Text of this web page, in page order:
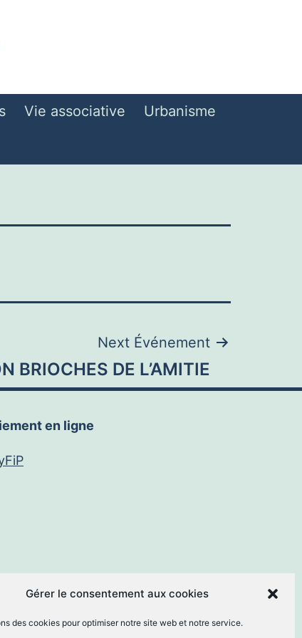
Gérer le consentement aux cookies
des cookies pour optimiser notre site web et notre service.
Vie associative Urbanisme
Next Événement
BRIOCHES DE L’AMITIE
en ligne